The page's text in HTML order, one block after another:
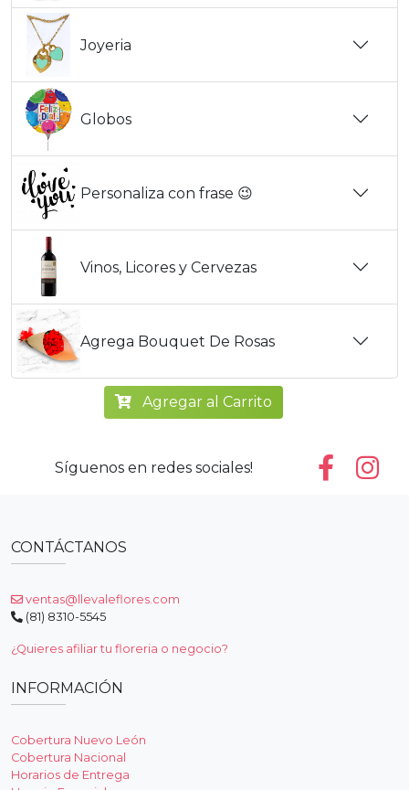
Joyeria
Globos
Personaliza con frase 😉
Vinos, Licores y Cervezas
Agrega Bouquet De Rosas
Agregar al Carrito
Síguenos en redes sociales!
CONTÁCTANOS
ventas@llevaleflores.com
(81) 8310-5545
¿Quieres afiliar tu floreria o negocio?
INFORMACIÓN
Cobertura Nuevo León
Cobertura Nacional
Horarios de Entrega